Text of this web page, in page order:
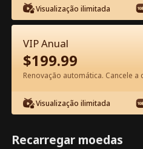
Episódio 57 - Um
Hamptons: O
Filme completo
0-49 50-60
56 57
Visualização ilimitada
VIP Anual
$199.99
Renovação automática. Cancele
Visualização ilimitada
Recarregar moedas